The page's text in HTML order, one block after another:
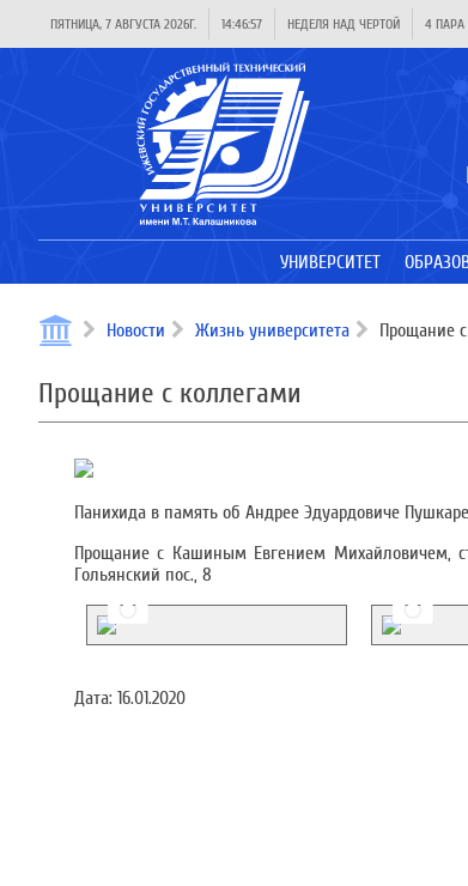
ПЯТНИЦА, 7 АВГУСТА 2026Г. 14:46:58 НЕДЕЛЯ НАД ЧЕРТОЙ 4 ПАРА
УНИВЕРСИТЕТ
Новости Жизнь университета Прощание
Прощание с коллегами
Панихида в память об Андрее Эдуардовиче
Прощание с Кашиным Евгением Михайловичем,
Гольянский пос., 8
Дата: 16.01.2020